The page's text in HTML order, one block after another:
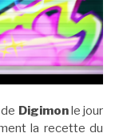
Digimonle jour
la recette du